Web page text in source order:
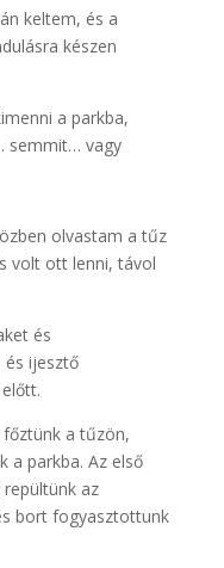
keltem, és a
készen
a parkba,
semmit… vagy
olvastam a tűz
volt ott lenni, távol
és
ijesztő
a tűzön,
a parkba. Az első
az
bort fogyasztottunk